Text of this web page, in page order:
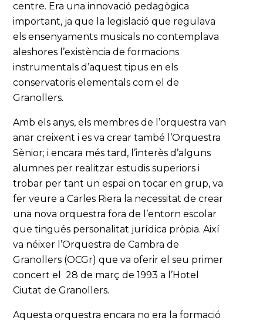
centre. Era una innovació pedagògica
important, ja que la legislació que regulava
els ensenyaments musicals no contemplava
aleshores l’existència de formacions
instrumentals d’aquest tipus en els
conservatoris elementals com el de
Granollers.
Amb els anys, els membres de l’orquestra van
anar creixent i es va crear també l’Orquestra
Sènior; i encara més tard, l’interès d’alguns
alumnes per realitzar estudis superiors i
trobar per tant un espai on tocar en grup, va
fer veure a Carles Riera la necessitat de crear
una nova orquestra fora de l’entorn escolar
que tingués personalitat jurídica pròpia. Així
va néixer l’Orquestra de Cambra de
Granollers (OCGr) que va oferir el seu primer
concert el 28 de març de 1993 a l’Hotel
Ciutat de Granollers.
Aquesta orquestra encara no era la formació